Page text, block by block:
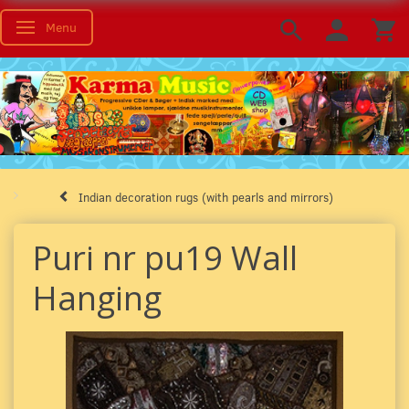
Toggle navigation
Menu
Indian decoration rugs (with pearls and mirrors)
Puri nr pu19 Wall
Hanging